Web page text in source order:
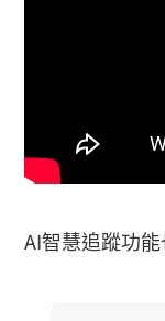
AI智慧追蹤功